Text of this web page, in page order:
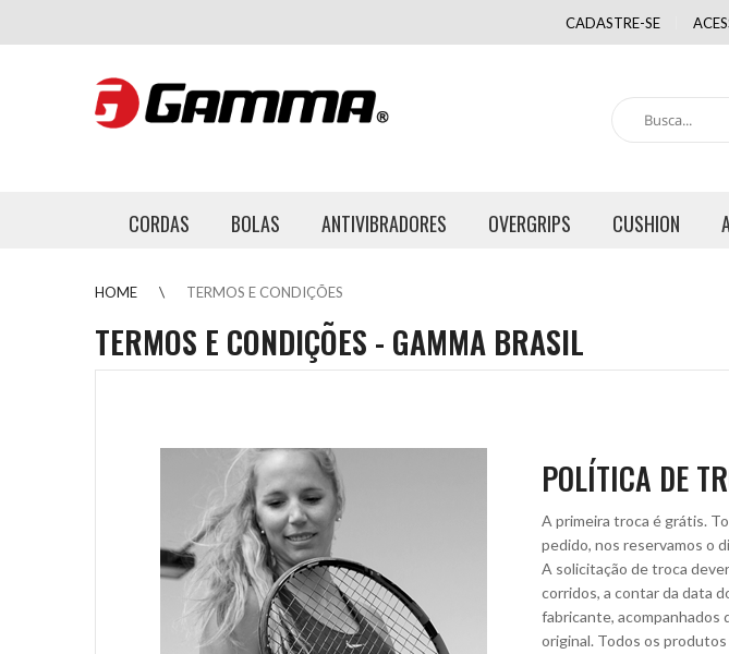
CADASTRE-SE
CORDAS BOLAS ANTIVIBRADORES OVERGRIPS CUSHION
HOME TERMOS E CONDIÇÕES
TERMOS E CONDIÇÕES - GAMMA BRASIL
POLÍTICA DE
A primeira troca é grátis.
pedido, nos reservamos o
A solicitação de troca
corridos, a contar da data
fabricante, acompanhados
original. Todos os